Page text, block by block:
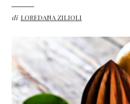
di LOREDANA ZILIOLI